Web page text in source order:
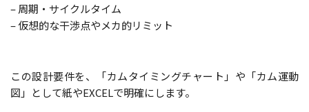
– 周期・サイクルタイム
– 仮想的な干渉点やメカ的リミット
この設計要件を、「カムタイミングチャート」や「カム運動
図」として紙やEXCELで明確にします。